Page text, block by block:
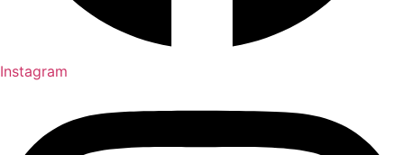
Instagram